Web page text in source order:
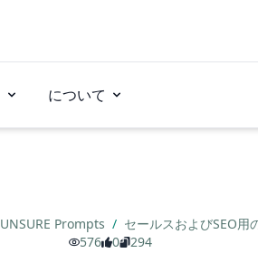
について
UNSURE Prompts / セールスおよびSEO用
576
0 294